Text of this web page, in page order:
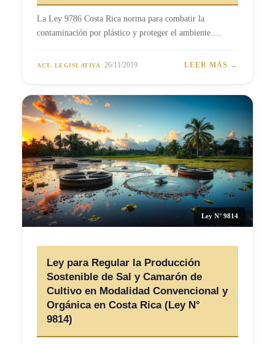
La Ley 9786 Costa Rica norma para combatir la
contaminación por plástico y proteger el ambiente.…
ACT. LEGISLATIVA 26/11/2019 LEER MÁS →
Ley N° 9814
Ley para Regular la Producción
Sostenible de Sal y Camarón de
Cultivo en Modalidad Convencional y
Orgánica en Costa Rica (Ley N°
9814)